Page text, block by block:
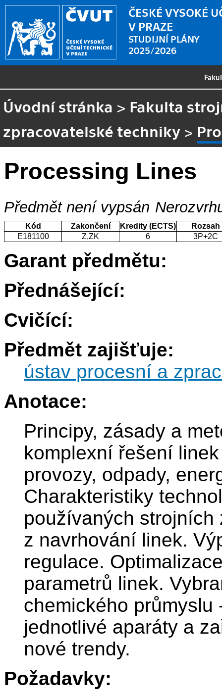
ČESKÉ VYSOKÉ
V PRAZE
STUDIJNÍ PLÁNY
2025/2026
Úvodní stránka > Fakulta
zpracovatelské techniky >
Processing Lines
Předmět není vypsán
Kód Zakončení Kredity (ECTS)
Rozsah
E181100
Z,ZK 6 3P+2C
Garant předmětu:
Přednášející:
Cvičící:
Předmět zajišťuje:
ústav procesní a
Anotace:
Principy, zásady a
komplexní řešení
provozy, odpady,
Charakteristiky
používaných
z navrhování linek.
regulace.
parametrů linek.
chemického průmyslu
jednotlivé aparáty a
nové trendy.
Požadavky: